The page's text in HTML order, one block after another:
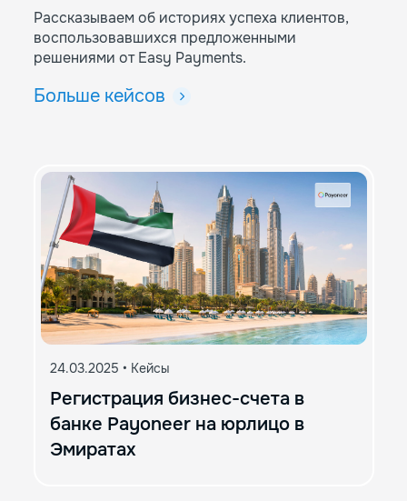
Рассказываем об историях успеха клиентов,
воспользовавшихся предложенными
решениями от Easy Payments.
Больше кейсов
24.03.2025 • Кейсы
Регистрация бизнес-счета в
банке Payoneer на юрлицо в
Эмиратах